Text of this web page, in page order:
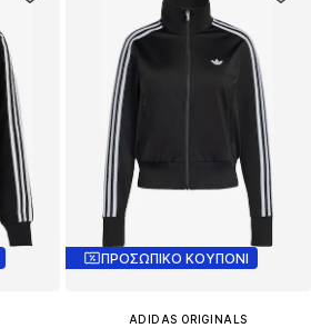
ΠΡΟΣΩΠΙΚΟ ΚΟΥΠΟΝΙ
ADIDAS ORIGINALS